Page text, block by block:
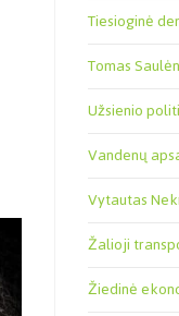
Tiesioginė
Tomas
Užsienio
Vandenų
Vytautas
Žalioji
Žiedinė